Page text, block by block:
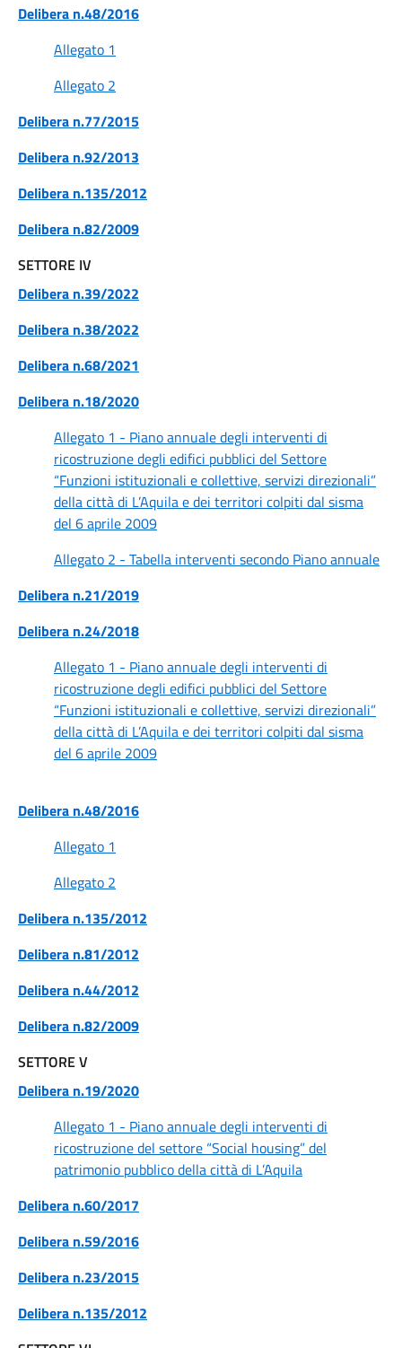
Delibera n.48/2016
Allegato 1
Allegato 2
Delibera n.77/2015
Delibera n.92/2013
Delibera n.135/2012
Delibera n.82/2009
SETTORE IV
Delibera n.39/2022
Delibera n.38/2022
Delibera n.68/2021
Delibera n.18/2020
Allegato 1 - Piano annuale degli interventi di
ricostruzione degli edifici pubblici del Settore
“Funzioni istituzionali e collettive, servizi direzionali”
della città di L’Aquila e dei territori colpiti dal sisma
del 6 aprile 2009
Allegato 2 - Tabella interventi secondo Piano annuale
Delibera n.21/2019
Delibera n.24/2018
Allegato 1 - Piano annuale degli interventi di
ricostruzione degli edifici pubblici del Settore
“Funzioni istituzionali e collettive, servizi direzionali”
della città di L’Aquila e dei territori colpiti dal sisma
del 6 aprile 2009
Delibera n.48/2016
Allegato 1
Allegato 2
Delibera n.135/2012
Delibera n.81/2012
Delibera n.44/2012
Delibera n.82/2009
SETTORE V
Delibera n.19/2020
Allegato 1 - Piano annuale degli interventi di
ricostruzione del settore “Social housing” del
patrimonio pubblico della città di L’Aquila
Delibera n.60/2017
Delibera n.59/2016
Delibera n.23/2015
Delibera n.135/2012